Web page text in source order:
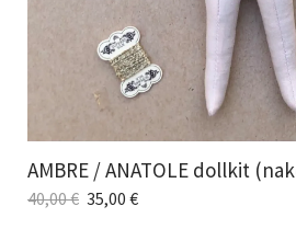
AMBRE / ANATOLE dollkit
40,00€ 35,00 €